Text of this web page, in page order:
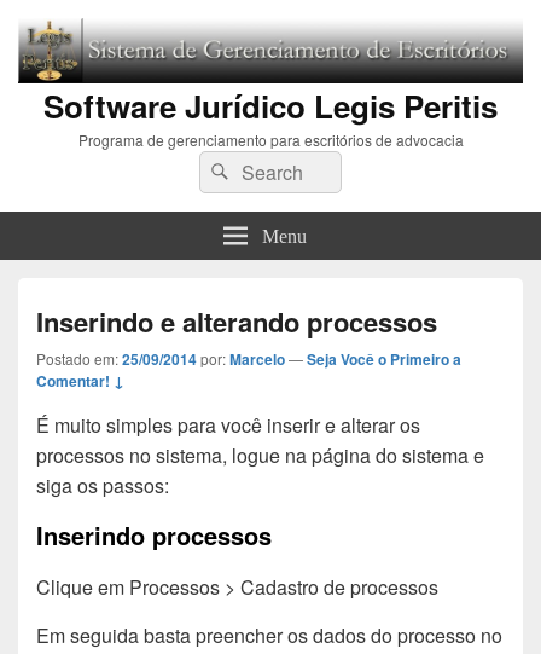
Software Jurídico Legis Peritis
Programa de gerenciamento para escritórios de advocacia
Search
for:
Pesquisar
Menu
Inserindo e alterando processos
Postado em:25/09/2014por:Marcelo—Seja Você o Primeiro a
Comentar! ↓
É muito simples para você inserir e alterar os
processos no sistema, logue na página do sistema e
siga os passos:
Inserindo processos
Clique em Processos > Cadastro de processos
Em seguida basta preencher os dados do processo no